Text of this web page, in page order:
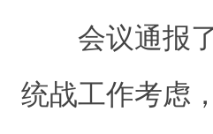
会议通报
统战工作考虑